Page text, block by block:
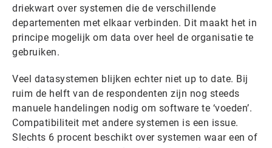
driekwart over systemen die de verschillende
departementen met elkaar verbinden. Dit maakt het in
principe mogelijk om data over heel de organisatie te
gebruiken.
Veel datasystemen blijken echter niet up to date. Bij
ruim de helft van de respondenten zijn nog steeds
manuele handelingen nodig om software te ‘voeden’.
Compatibiliteit met andere systemen is een issue.
Slechts 6 procent beschikt over systemen waar een of